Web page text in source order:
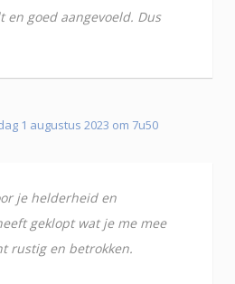
en goed aangevoeld. Dus
1 augustus 2023 om 7u50
je helderheid en
geklopt wat je me mee
rustig en betrokken.